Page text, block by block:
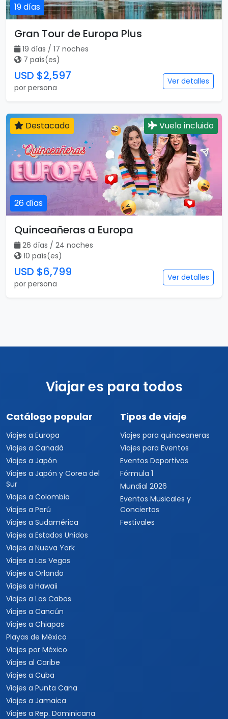
19 días
Gran Tour de Europa Plus
19 días / 17 noches
7 país(es)
USD $2,597
por persona
Ver detalles
26 días
Destacado Vuelo incluido
Quinceañeras a Europa
26 días / 24 noches
10 país(es)
USD $6,799
por persona
Ver detalles
Viajar es para todos
Catálogo popular
Viajes a Europa
Viajes a Canadá
Viajes a Japón
Viajes a Japón y Corea del
Sur
Viajes a Colombia
Viajes a Perú
Viajes a Sudamérica
Viajes a Estados Unidos
Viajes a Nueva York
Viajes a Las Vegas
Viajes a Orlando
Viajes a Hawaii
Viajes a Los Cabos
Viajes a Cancún
Viajes a Chiapas
Playas de México
Viajes por México
Viajes al Caribe
Viajes a Cuba
Viajes a Punta Cana
Viajes a Jamaica
Viajes a Rep. Dominicana
Tipos de viaje
Viajes para quinceaneras
Viajes para Eventos
Eventos Deportivos
Fórmula 1
Mundial 2026
Eventos Musicales y
Conciertos
Festivales